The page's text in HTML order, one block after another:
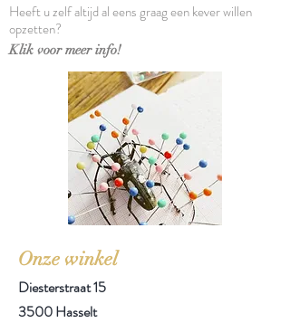
Heeft u zelf altijd al eens graag een kever willen
opzetten?
Klik voor meer info!
Onze winkel
Diesterstraat 15
3500 Hasselt